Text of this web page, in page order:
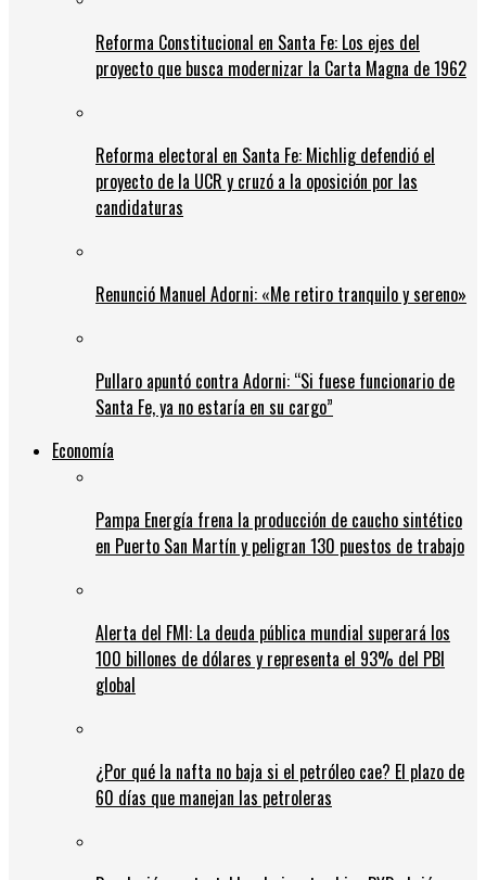
Reforma Constitucional en Santa Fe: Los ejes del
proyecto que busca modernizar la Carta Magna de 1962
Reforma electoral en Santa Fe: Michlig defendió el
proyecto de la UCR y cruzó a la oposición por las
candidaturas
Renunció Manuel Adorni: «Me retiro tranquilo y sereno»
Pullaro apuntó contra Adorni: “Si fuese funcionario de
Santa Fe, ya no estaría en su cargo”
Economía
Pampa Energía frena la producción de caucho sintético
en Puerto San Martín y peligran 130 puestos de trabajo
Alerta del FMI: La deuda pública mundial superará los
100 billones de dólares y representa el 93% del PBI
global
¿Por qué la nafta no baja si el petróleo cae? El plazo de
60 días que manejan las petroleras